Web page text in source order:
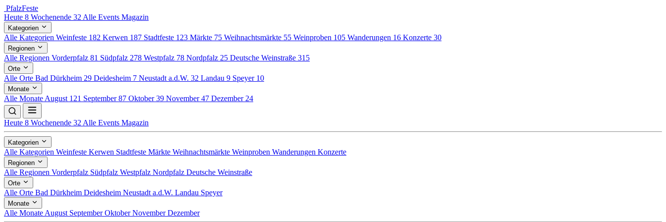
PfalzFeste
Heute 8 Wochenende 32 Alle Events Magazin
Kategorien
Alle Kategorien Weinfeste 182 Kerwen 187 Stadtfeste 123 Märkte 75 Weihnachtsmärkte 55 Weinproben 105 Wanderungen 16 Konzerte 30
Regionen
Alle Regionen Vorderpfalz 81 Südpfalz 278 Westpfalz 78 Nordpfalz 25 Deutsche Weinstraße 315
Orte
Alle Orte Bad Dürkheim 29 Deidesheim 7 Neustadt a.d.W. 32 Landau 9 Speyer 10
Monate
Alle Monate August 121 September87 Oktober39 November47 Dezember 24
Heute 8 Wochenende 32 Alle Events Magazin
Kategorien
Alle Kategorien Weinfeste Kerwen Stadtfeste Märkte Weihnachtsmärkte Weinproben Wanderungen Konzerte
Regionen
Alle Regionen Vorderpfalz Südpfalz Westpfalz Nordpfalz Deutsche Weinstraße
Orte
Alle Orte Bad Dürkheim Deidesheim Neustadt a.d.W. Landau Speyer
Monate
Alle Monate August SeptemberOktoberNovemberDezember